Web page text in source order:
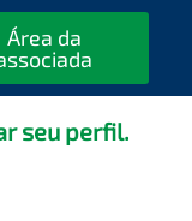
Área da
seu perfil.